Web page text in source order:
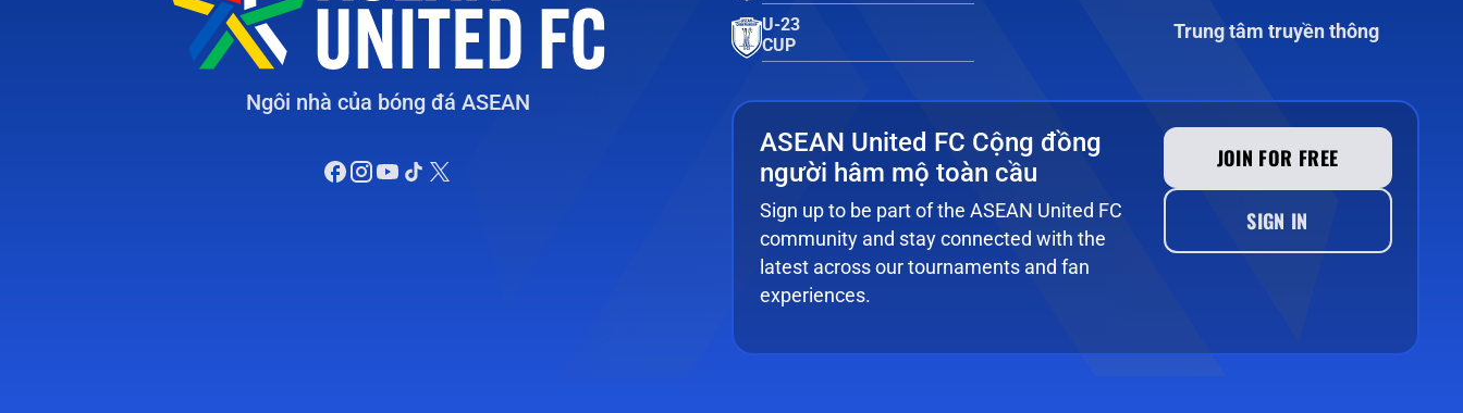
Ngôi nhà của bóng đá ASEAN
U-23
CUP
Trung tâm truyền thông
ASEAN United FC Cộng đồng
người hâm mộ toàn cầu
Sign up to be part of the ASEAN United FC
community and stay connected with the
latest across our tournaments and fan
experiences.
JOIN FOR FREE
SIGN IN